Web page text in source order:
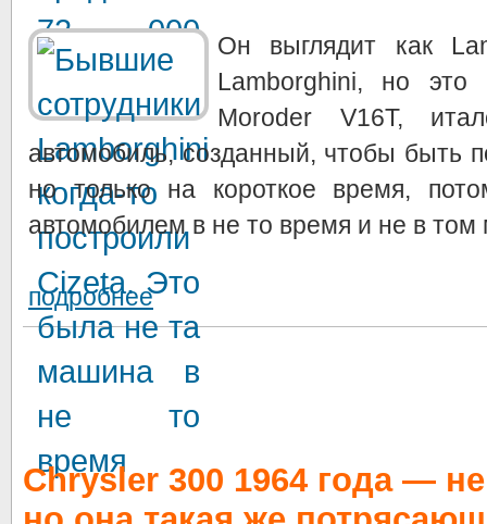
Он выглядит как
Lamborghini, но
Moroder V16T,
автомобиль, созданный, чтобы быть
но только на короткое время,
автомобилем в не то время и не в том
подробнее
Chrysler 300 1964 года —